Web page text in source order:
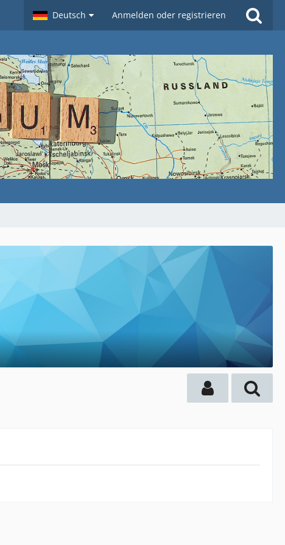
Deutsch Anmelden oder registrieren